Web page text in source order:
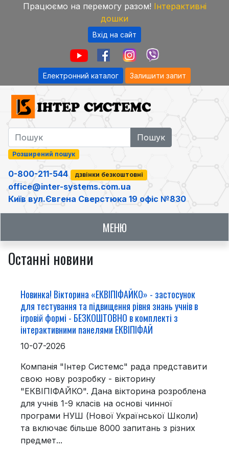
Працюємо на перемогу разом! Інтерактивні
дошки
Вхід на сайт
Електронний каталог Залишити запит
Розширений пошук
0-800-211-544 дзвінки безкоштовні
office@inter-systems.com.ua
Київ вул.Євгена Сверстюка 19 офіс №830
МЕНЮ
Останні новини
Новинка! Вікторина «ЕКВІПІФАЙКО» - застосунок
для тестування та підвищення рівня знань учнів в
ігровій формі - БЕЗКОШТОВНО в комплекті з
інтерактивними панелями ЕКВІПІФАЙ
10-07-2026
Компанія "Інтер Системс" рада представити
свою нову розробку - вікторину
"ЕКВІПІФАЙКО". Дана вікторина розроблена
для учнів 1-9 класів на основі чинної
програми НУШ (Нової Української Школи)
та включає більше 8000 запитань з різних
предмет...